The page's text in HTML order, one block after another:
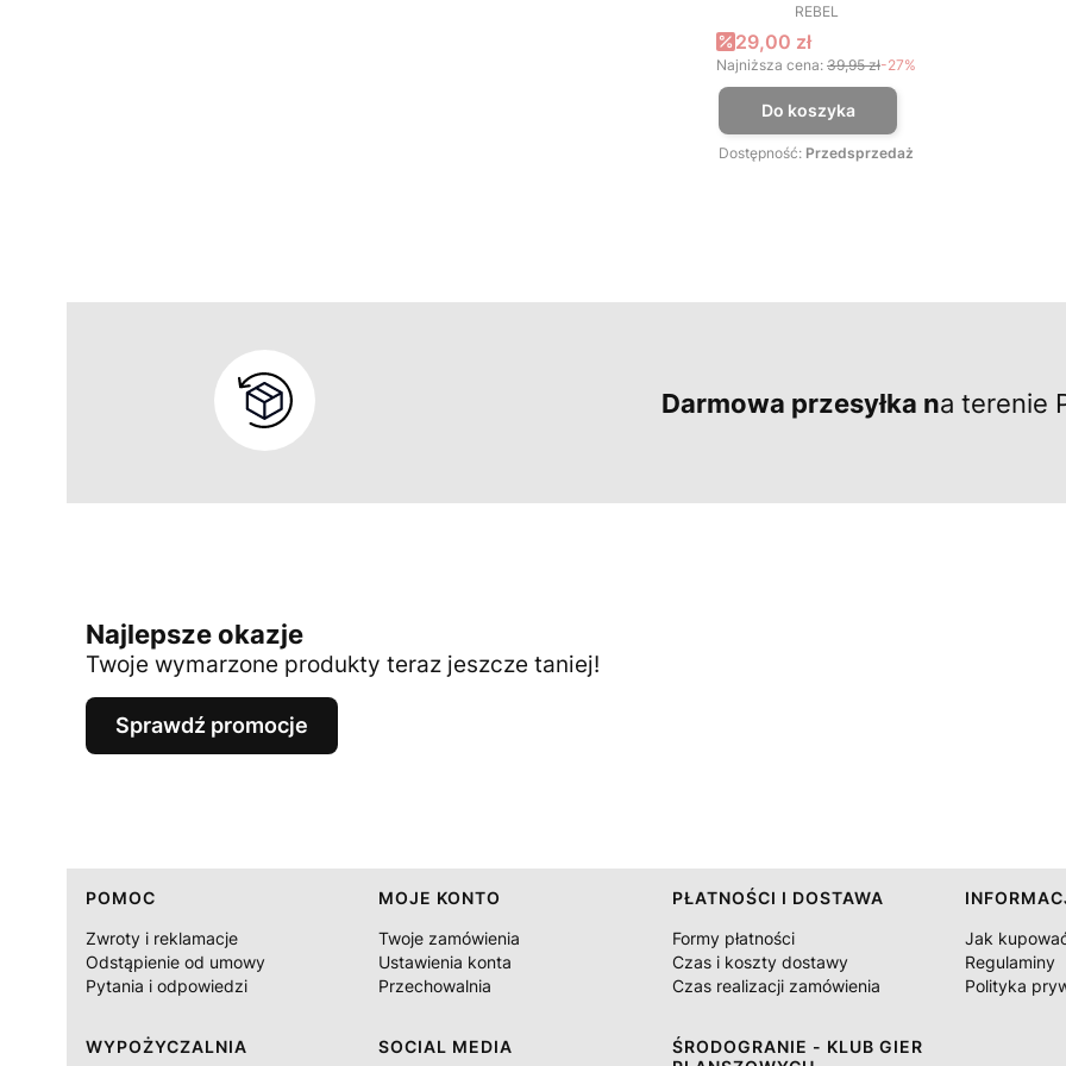
PRODUCENT
REBEL
Cena promocyjna
29,00 zł
Najniższa cena: 39,95 zł-27%
Do koszyka
Dostępność: Przedsprzedaż
Darmowa przesyłka na terenie
Najlepsze okazje
Twoje wymarzone produkty teraz jeszcze taniej!
Sprawdź promocje
Linki w stopce
POMOC
Zwroty i reklamacje
Odstąpienie od umowy
Pytania i odpowiedzi
MOJE KONTO
Twoje zamówienia
Ustawienia konta
Przechowalnia
PŁATNOŚCI I DOSTAWA
Formy płatności
Czas i koszty dostawy
Czas realizacji zamówienia
Jak
Regulaminy
Polityka
WYPOŻYCZALNIA SOCIAL MEDIA
ŚRODOGRANIE - KLUB GIER